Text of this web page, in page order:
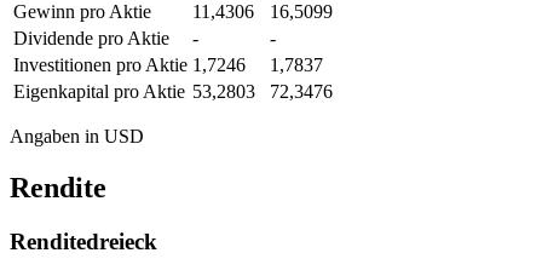
Gewinn pro Aktie
11,4306
16,5099
Dividende pro Aktie
-
-
Investitionen pro Aktie 1,7246
1,7837
Eigenkapital pro Aktie 53,2803 72,3476
Angaben in USD
Rendite
Renditedreieck